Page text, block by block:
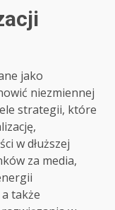
jako
niezmiennej
strategii, które
w dłuższej
za media,
także